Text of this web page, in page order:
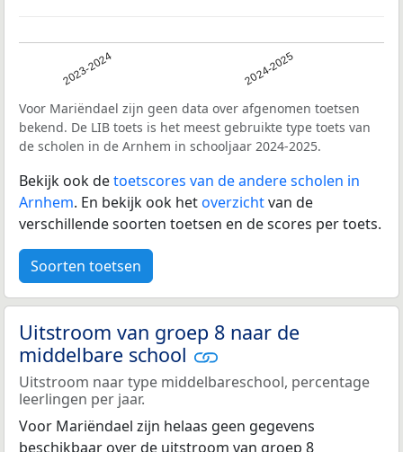
2023-2024 2024-2025
Voor Mariëndael zijn geen data over afgenomen toetsen
bekend. De LIB toets is het meest gebruikte type toets van
de scholen in de Arnhem in schooljaar 2024-2025.
Bekijk ook detoetscores van de andere scholen in
Arnhem. En bekijk ook hetoverzichtvan de
verschillende soorten toetsen en de scores per toets.
Soorten toetsen
Uitstroom van groep 8 naar de
middelbare school
Uitstroom naar type middelbareschool, percentage
leerlingen per jaar.
Voor Mariëndael zijn helaas geen gegevens
beschikbaar over de uitstroom van groep 8